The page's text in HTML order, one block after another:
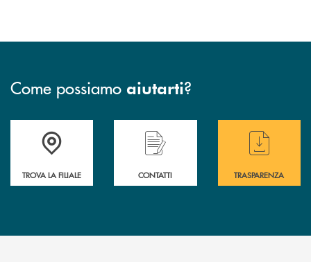
Come possiamo aiutarti?
Accedi all' elenco completo delle filiali di BCC Barlassina.
TROVA LA FILIALE
Hai bisogno di assistenza immediata ?
CONTATTI
Hai bisogno di
TRASPARENZA